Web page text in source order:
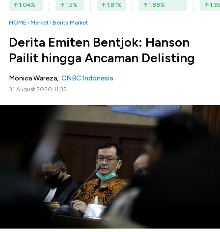
1.04% 1.5% 1.81% 1.88% 1.35
HOME Market Berita Market
Derita Emiten Bentjok: Hanson
Pailit hingga Ancaman Delisting
Monica Wareza, CNBC Indonesia
31 August 2020 11:35